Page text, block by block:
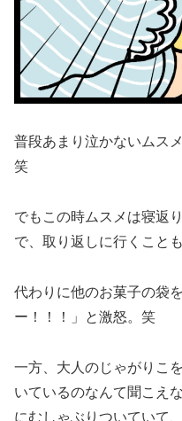
普段あまり泣かないムス
笑
でもこの時ムスメは寝返
で、取り返しに行くことも
代わりに他のお菓子の袋
ー！！！」と激怒。笑
一方、大人のじゃがりこ
いているのなんて聞こえ
にむしゃぶりついていて